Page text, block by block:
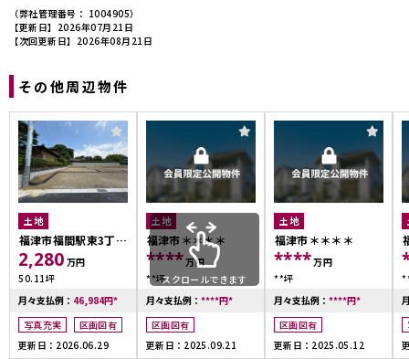
（弊社管理番号： 1004905）
【更新日】2026年07月21日
【次回更新日】2026年08月21日
その他周辺物件
土地
福津市福間駅東3丁目
9号地
2,280 万円
50.11坪
月々支払例： 46,984円*
写真充実
区画図有
更新日：2026.06.29
土地
福津市＊＊＊＊
****万円
**坪
月々支払例： ****円*
区画図有
更新日：2025.09.21
土地
福津市＊＊＊＊
****万円
**坪
月々支払例： ****円*
区画図有
更新日：2025.05.12
スクロールできます